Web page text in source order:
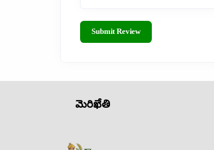
Submit Review
మెరిఖేతి